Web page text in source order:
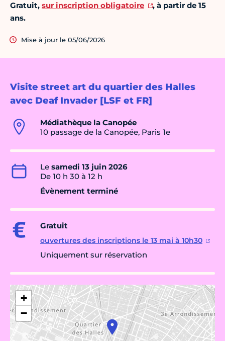
Visite street art du quartier des Halles
avec Deaf Invader [LSF et FR]
Médiathèque la Canopée
10 passage de la Canopée, Paris 1e
Le samedi 13 juin 2026
De 10 h 30 à 12 h
Évènement terminé
Gratuit
ouvertures des inscriptions le 13 mai à 10h30
Uniquement sur réservation
+
−
Gratuit, sur inscription obligatoire
, à partir de 15
ans.
Mise à jour le 05/06/2026